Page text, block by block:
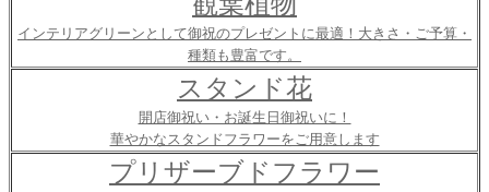
インテリアグリーンとして御祝のプレゼントに最適！大きさ・ご予算・
種類も豊富です。
スタンド花
開店御祝い・お誕生日御祝いに！
華やかなスタンドフラワーをご用意します
プリザーブドフラワー